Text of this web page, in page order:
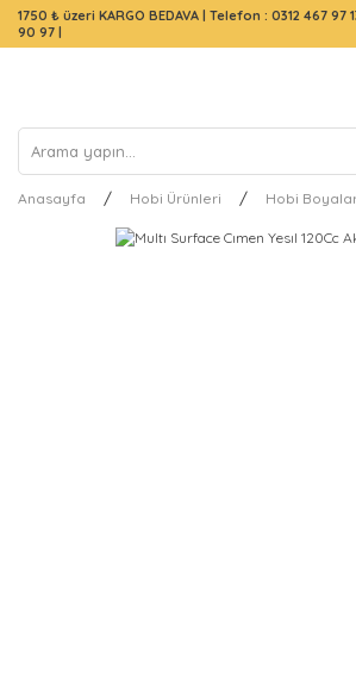
1750 ₺ üzeri KARGO BEDAVA | Telefon : 0312 467 97
90 97 |
Anasayfa Hobi Ürünleri Hobi